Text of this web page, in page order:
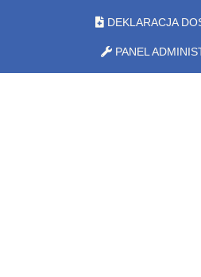
DEKLARACJA
PANEL